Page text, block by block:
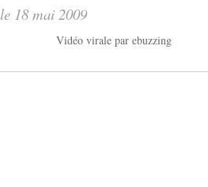
le 18 mai 2009
Vidéo virale par ebuzzing